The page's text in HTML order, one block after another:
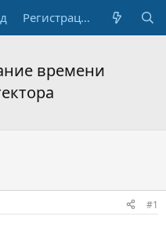
Регистрация
времени
#1